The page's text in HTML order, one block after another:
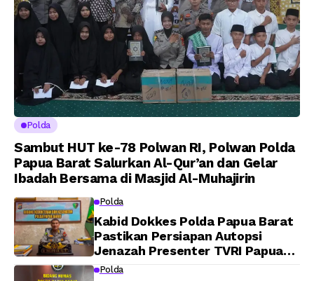
Polda
Sambut HUT ke-78 Polwan RI, Polwan Polda
Papua Barat Salurkan Al-Qur’an dan Gelar
Ibadah Bersama di Masjid Al-Muhajirin
Polda
Kabid Dokkes Polda Papua Barat
Pastikan Persiapan Autopsi
Jenazah Presenter TVRI Papua
Barat Yanto Idorway Telah
Polda